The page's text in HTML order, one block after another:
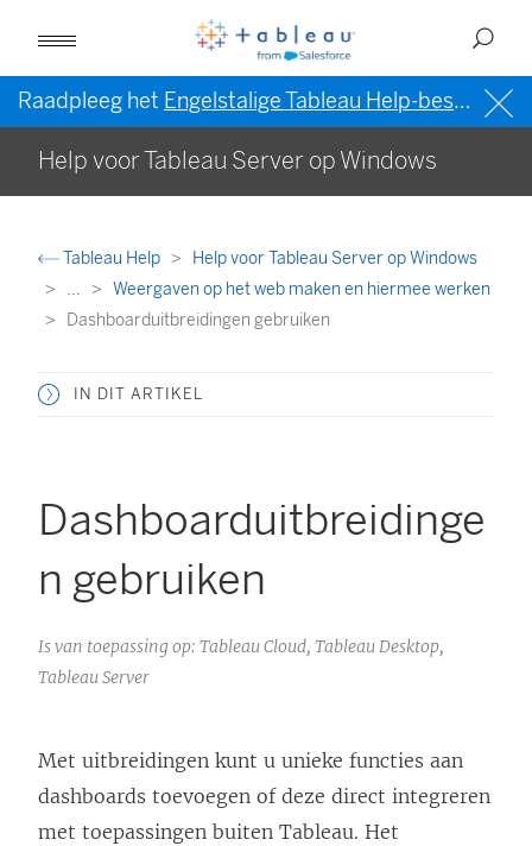
Raadpleeg het Engelstalige Tableau Help-bestand (VS)
Help voor Tableau Server op Windows
Tableau Help
Help voor Tableau Server op Windows
...
Weergaven op het web maken en hiermee werken
Dashboarduitbreidingen gebruiken
IN DIT ARTIKEL
Dashboarduitbreidinge
n gebruiken
Is van toepassing op: Tableau Cloud, Tableau Desktop,
Tableau Server
Met uitbreidingen kunt u unieke functies aan
dashboards toevoegen of deze direct integreren
met toepassingen buiten Tableau. Het